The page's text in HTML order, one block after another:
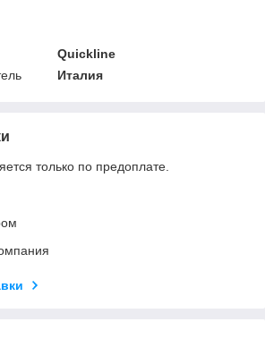
Quickline
Италия
только по предоплате.